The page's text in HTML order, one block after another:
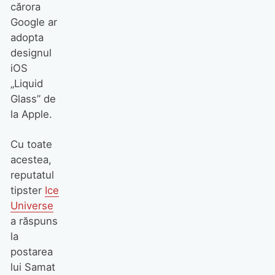
cărora
Google ar
adopta
designul
iOS
„Liquid
Glass” de
la Apple.
Cu toate
acestea,
reputatul
tipster Ice
Universe
a răspuns
la
postarea
lui Samat